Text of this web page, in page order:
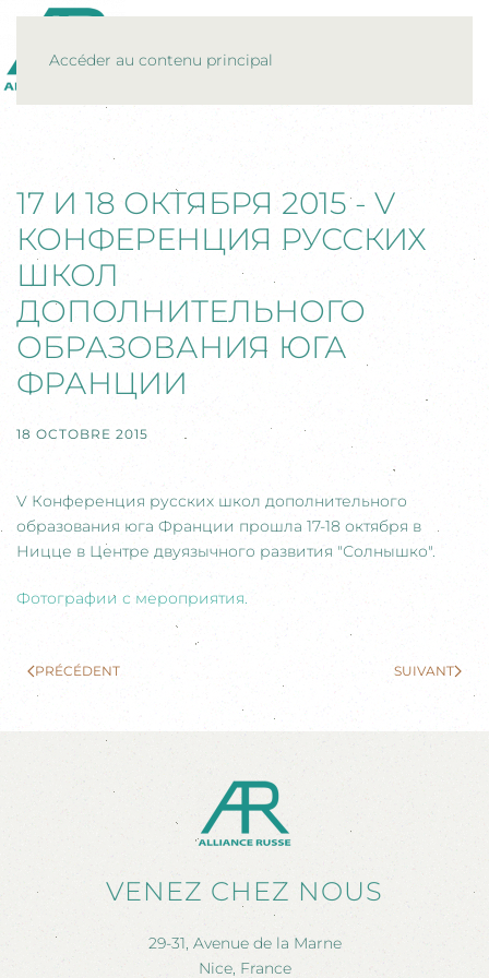
Accéder au contenu principal
17 И 18 ОКТЯБРЯ 2015 - V
КОНФЕРЕНЦИЯ РУССКИХ
ШКОЛ
ДОПОЛНИТЕЛЬНОГО
ОБРАЗОВАНИЯ ЮГА
ФРАНЦИИ
18 OCTOBRE 2015
V Конференция русских школ дополнительного
образования юга Франции прошла 17-18 октября в
Ницце в Центре двуязычного развития "Солнышко".
Фотографии с мероприятия.
PRÉCÉDENT SUIVANT
VENEZ CHEZ NOUS
29-31, Avenue de la Marne
Nice, France